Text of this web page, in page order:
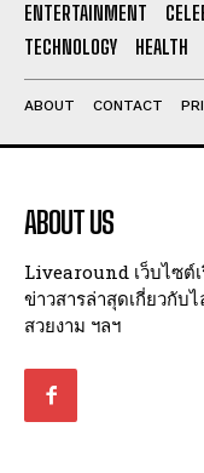
I've read and
ENTERTAINMENT
TECHNOLOGY
HEALTH
ABOUT CONTACT
ABOUT US
Livearound เว็บไซต์
ข่าวสารล่าสุดเกี่ยวกับ
สวยงาม ฯลฯ